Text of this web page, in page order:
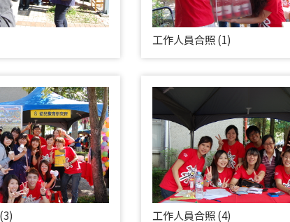
工作人員合照 (1)
工作人員合照 (4)